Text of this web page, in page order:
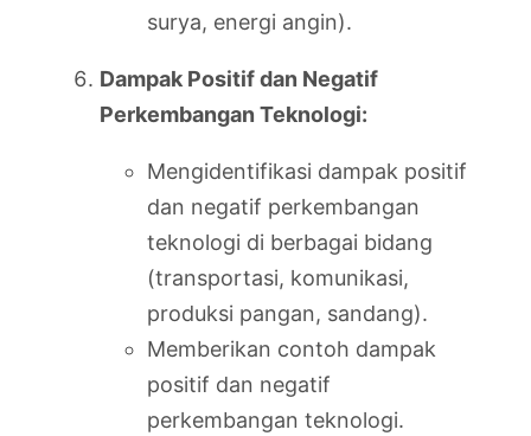
surya, energi angin).
Dampak Positif dan Negatif
Perkembangan Teknologi:
Mengidentifikasi dampak positif
dan negatif perkembangan
teknologi di berbagai bidang
(transportasi, komunikasi,
produksi pangan, sandang).
Memberikan contoh dampak
positif dan negatif
perkembangan teknologi.